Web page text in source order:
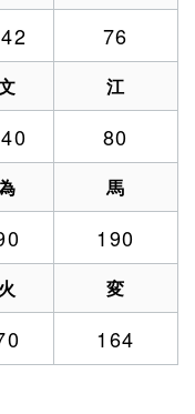
76
江
80
馬
190
火 変
164